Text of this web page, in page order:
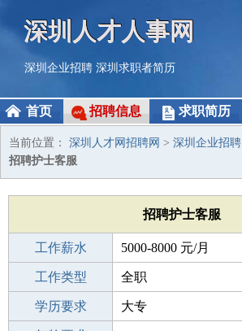
深圳人才人事网
深圳企业招聘 深圳求职者简历
首页 招聘信息 求职简历
当前位置： 深圳人才网招聘网 > 深圳企业招聘
招聘护士客服
招聘护士客服
工作薪水 5000-8000 元/月
招聘人数 1人
工作类型 全职
性别要求 -
学历要求 大专